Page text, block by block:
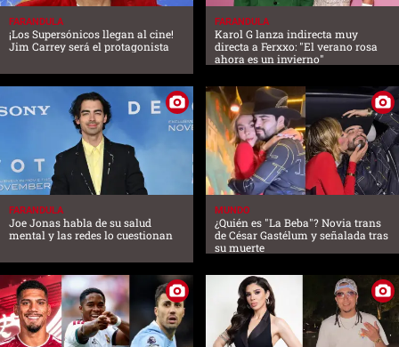
FARANDULA
¡Los Supersónicos llegan al cine!
Jim Carrey será el protagonista
FARANDULA
Karol G lanza indirecta muy
directa a Ferxxo: "El verano rosa
ahora es un invierno"
FARANDULA
Joe Jonas habla de su salud
mental y las redes lo cuestionan
MUNDO
¿Quién es "La Beba"? Novia trans
de César Gastélum y señalada tras
su muerte